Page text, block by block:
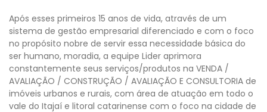
Após esses primeiros 15 anos de vida, através de um
sistema de gestão empresarial diferenciado e com o foco
no propósito nobre de servir essa necessidade básica do
ser humano, moradia, a equipe Lider aprimora
constantemente seus serviços/produtos na VENDA /
AVALIAÇÃO / CONSTRUÇÃO / AVALIAÇÃO E CONSULTORIA de
imóveis urbanos e rurais, com área de atuação em todo o
vale do Itajaí e litoral catarinense com o foco na cidade de